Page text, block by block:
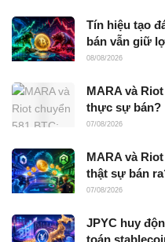
Tín hiệu tạo
bán vẫn giữ
08/08/2026
MARA và
thực sự bán?
07/08/2026
MARA và
thật sự bán
07/08/2026
JPYC huy